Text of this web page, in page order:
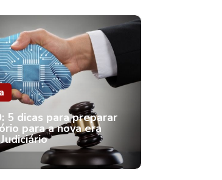
5 dicas para preparar
para a nova era